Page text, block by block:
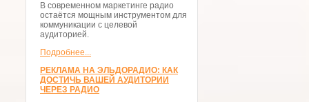
В современном маркетинге радио
остаётся мощным инструментом для
коммуникации с целевой
аудиторией.
Подробнее...
РЕКЛАМА НА ЭЛЬДОРАДИО: КАК
ДОСТИЧЬ ВАШЕЙ АУДИТОРИИ
ЧЕРЕЗ РАДИО